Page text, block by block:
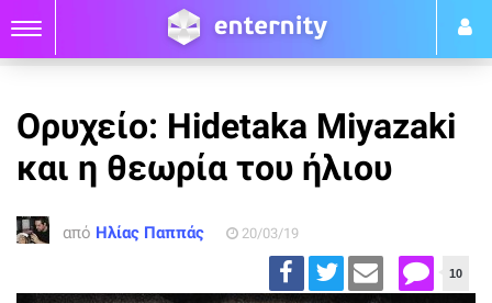
Ορυχείο: Hidetaka Miyazaki
και η θεωρία του ήλιου
από Ηλίας Παππάς 20/03/19
10